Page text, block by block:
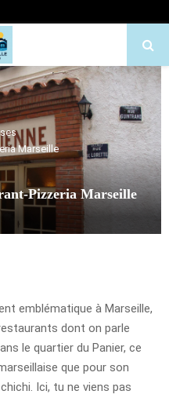
Marseille
Pizzeria Marseille
emblématique à Marseille,
dont on parle
le quartier du Panier, ce
que pour son
Ici, tu ne viens pas